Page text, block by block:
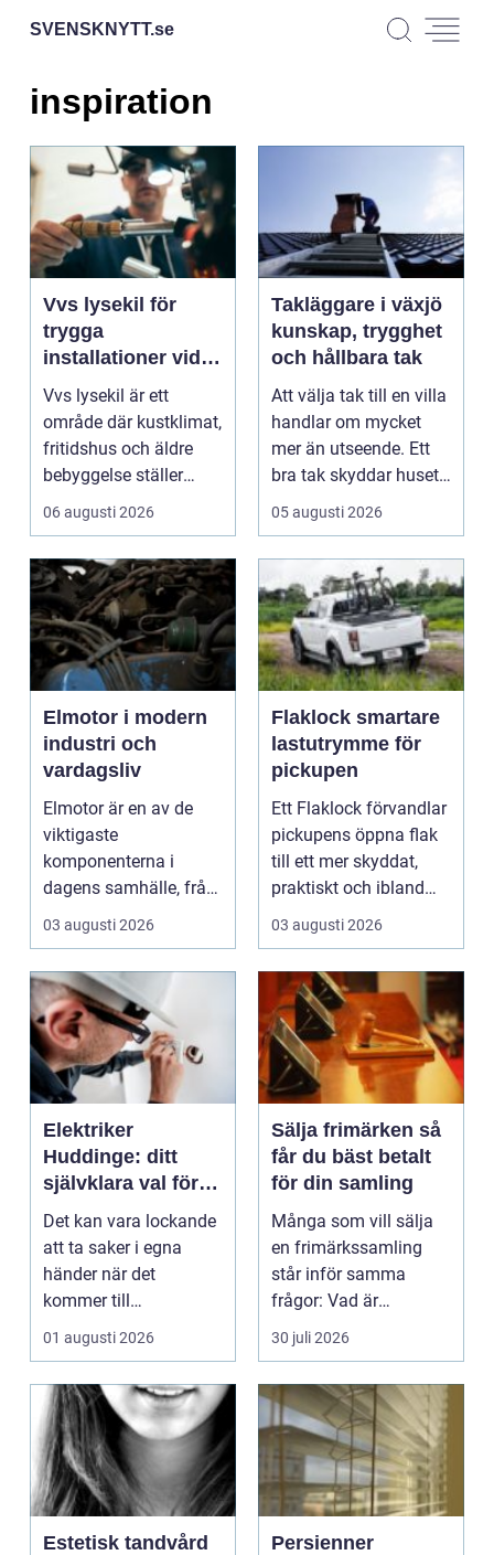
SVENSKNYTT.se
inspiration
Vvs lysekil för
trygga
installationer vid
kusten
Vvs lysekil är ett
område där kustklimat,
fritidshus och äldre
bebyggelse ställer
extra höga krav på...
06 augusti 2026
Takläggare i växjö
kunskap, trygghet
och hållbara tak
Att välja tak till en villa
handlar om mycket
mer än utseende. Ett
bra tak skyddar huset
mot regn, s...
05 augusti 2026
Elmotor i modern
industri och
vardagsliv
Elmotor är en av de
viktigaste
komponenterna i
dagens samhälle, från
små hushållsapparater
till stor...
03 augusti 2026
Flaklock smartare
lastutrymme för
pickupen
Ett Flaklock förvandlar
pickupens öppna flak
till ett mer skyddat,
praktiskt och ibland
också mer br...
03 augusti 2026
Elektriker
Huddinge: ditt
självklara val för
säker elinstallation
Det kan vara lockande
att ta saker i egna
händer när det
kommer till
hemförbättr...
01 augusti 2026
Sälja frimärken så
får du bäst betalt
för din samling
Många som vill sälja
en frimärkssamling
står inför samma
frågor: Vad är
samlingen värd? Var
vänder m...
30 juli 2026
Estetisk tandvård
Persienner